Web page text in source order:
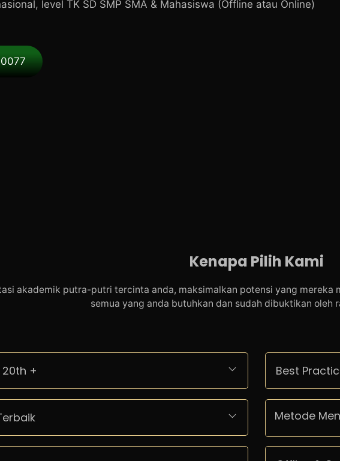
level TK SD SMP SMA & Mahasiswa (Offline atau Online)
Kenapa Pilih Kami
akademik putra-putri tercinta anda, maksimalkan potensi yang mereka
semua yang anda butuhkan dan sudah dibuktikan oleh
+ Best
Metode